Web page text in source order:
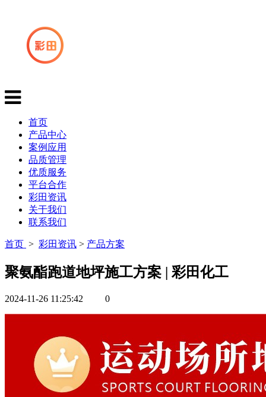
首页
产品中心
案例应用
品质管理
优质服务
平台合作
彩田资讯
关于我们
联系我们
首页 > 彩田资讯 > 产品方案
聚氨酯跑道地坪施工方案 | 彩田化工
2024-11-26 11:25:42 0